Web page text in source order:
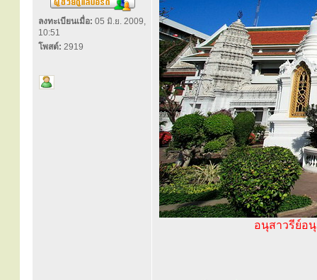
ลงทะเบียนเมื่อ: 05 มิ.ย. 2009,
10:51
โพสต์: 2919
อนุสาวรีย์อ